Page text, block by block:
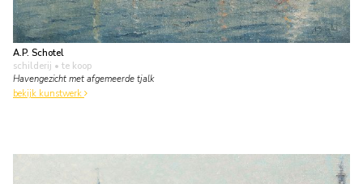
A.P. Schotel
schilderij • te koop
Havengezicht met afgemeerde tjalk
bekijk kunstwerk